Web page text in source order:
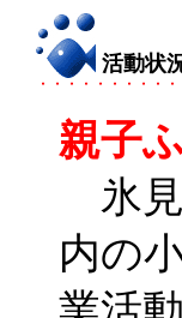
活動状
親子
氷見
内の